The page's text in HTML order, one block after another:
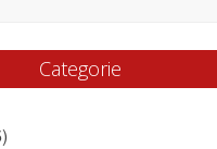
Categorie